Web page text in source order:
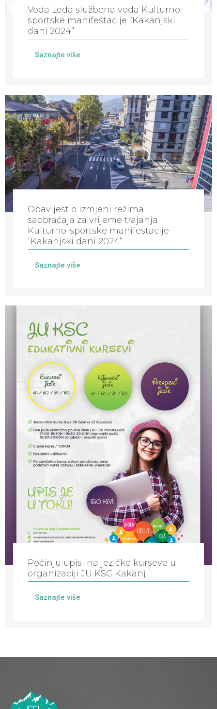
Voda Leda službena voda Kulturno-
sportske manifestacije “Kakanjski
dani 2024”
Saznajte više
Obavijest o izmjeni režima
saobraćaja za vrijeme trajanja
Kulturno-sportske manifestacije
“Kakanjski dani 2024”
Saznajte više
Počinju upisi na jezičke kurseve u
organizaciji JU KSC Kakanj
Saznajte više